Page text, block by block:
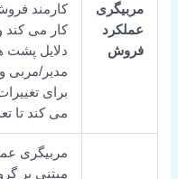
مربیگری
عملکرد
فروش
کارمند
کار می کند
دلایل پشت
مدیر/مربی
برای
می کند تا
مربیگری
مبتنی بر